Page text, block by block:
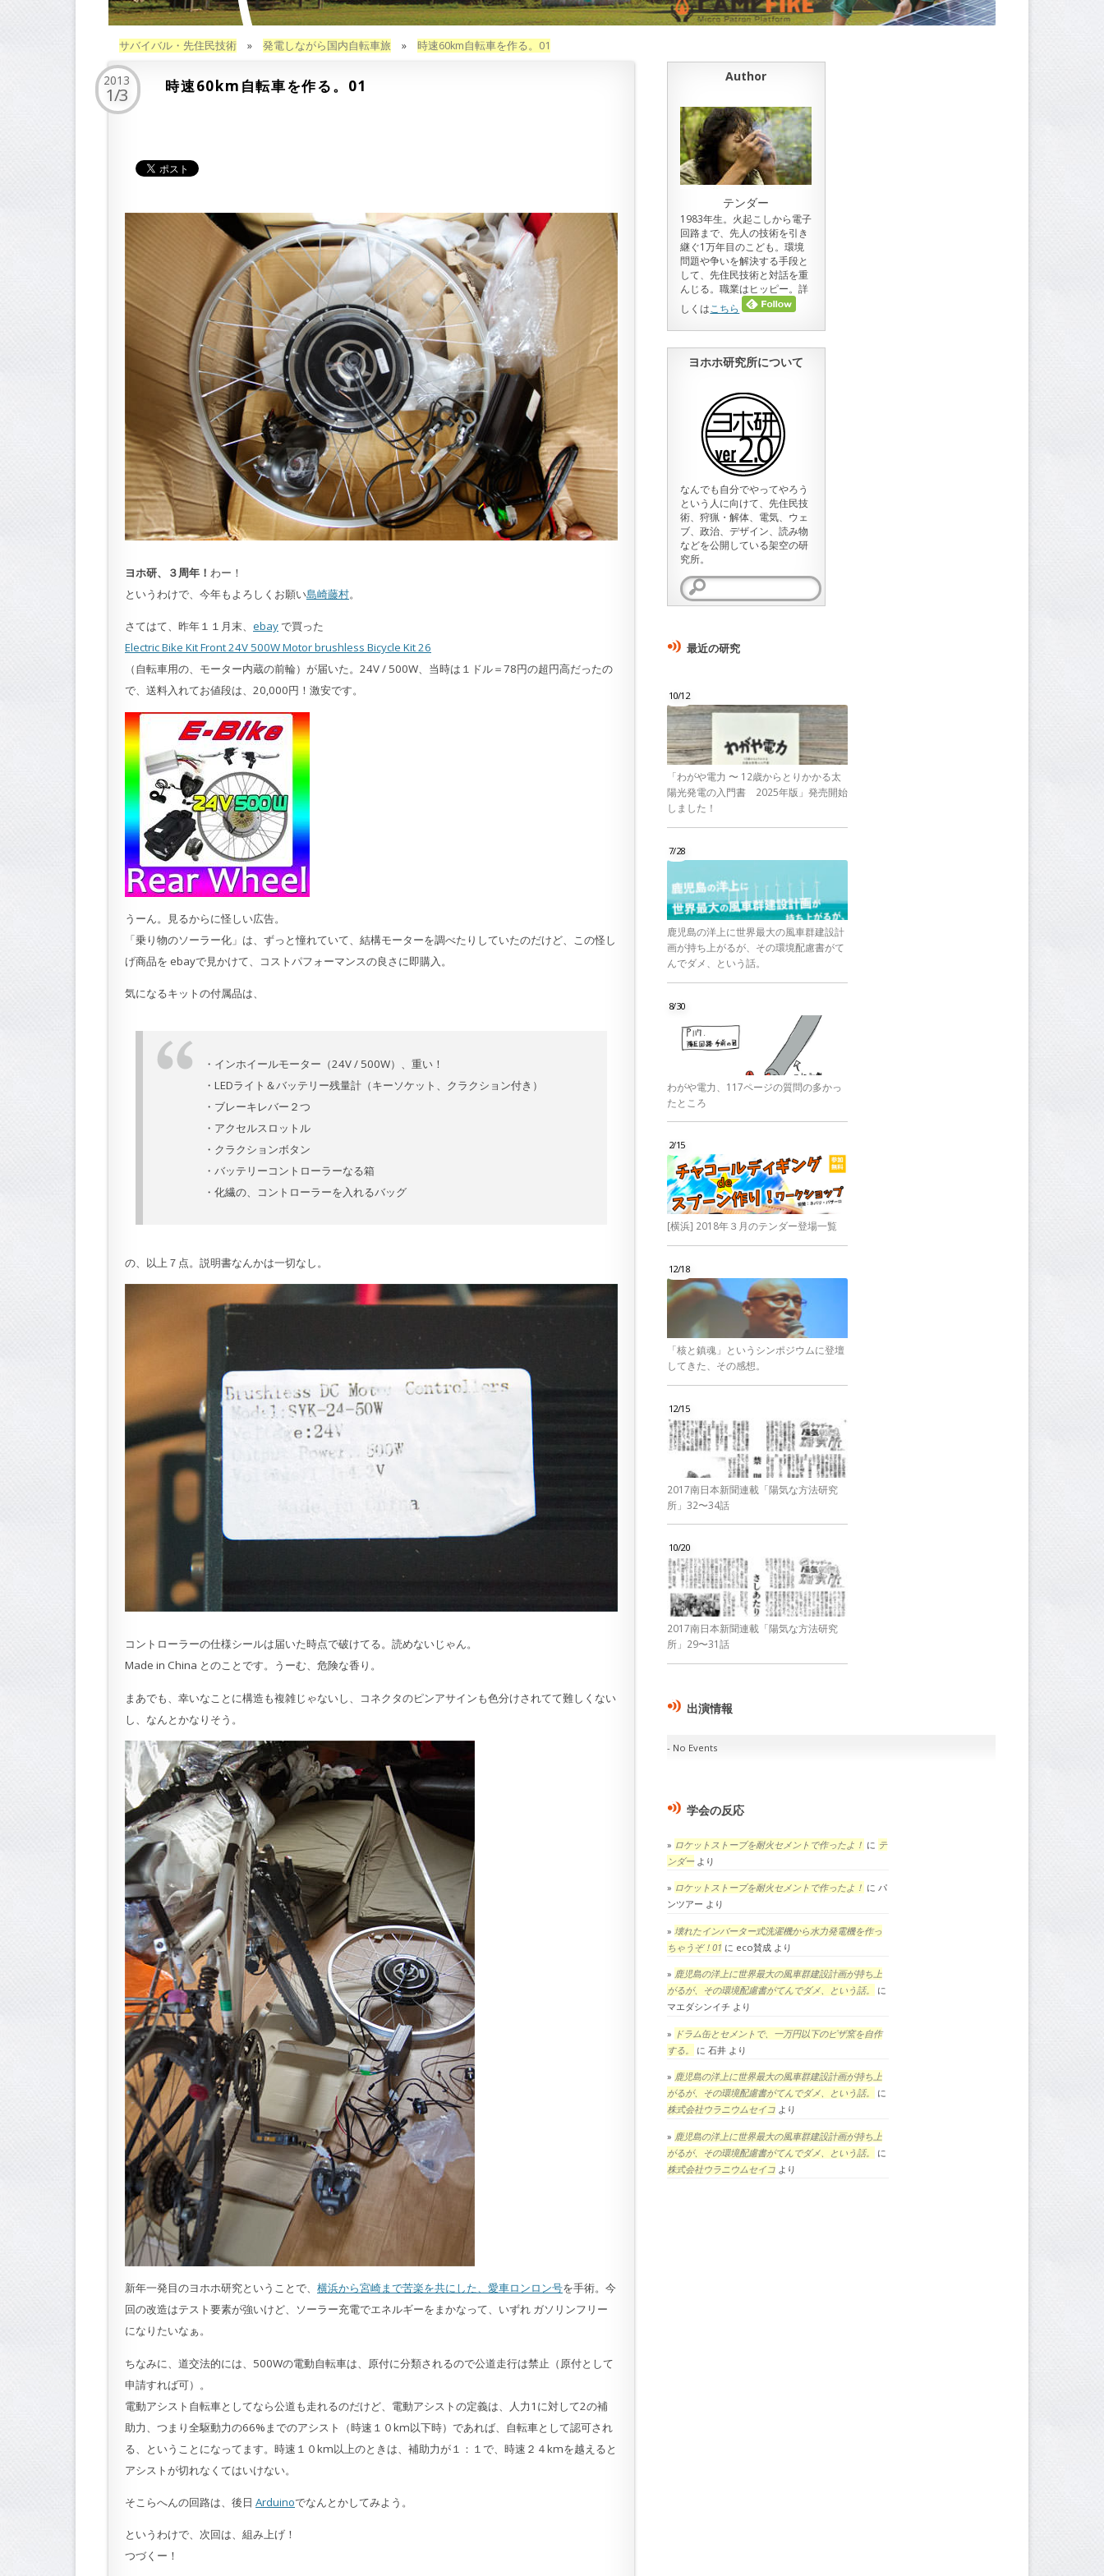
サバイバル・先住民技術» 発電しながら国内自転車旅» 時速60km自転車を作る。01
時速60km自転車を作る。01
2013
1/3
ヨホ研、３周年！ わー！
というわけで、今年もよろしくお願い島崎藤村。
さてはて、昨年１１月末、 ebayで買った
Electric Bike Kit Front 24V 500W Motor brushless Bicycle Kit 26
（自転車用の、モーター内蔵の前輪）が届いた。24V / 500W、当時は１ドル＝78円の超円高だったの
で、送料入れてお値段は、20,000円！激安です。
うーん。見るからに怪しい広告。
「乗り物のソーラー化」は、ずっと憧れていて、結構モーターを調べたりしていたのだけど、この怪し
げ商品を ebayで見かけて、コストパフォーマンスの良さに即購入。
気になるキットの付属品は、
・インホイールモーター（24V / 500W）、重い！
・LEDライト＆バッテリー残量計（キーソケット、クラクション付き）
・ブレーキレバー２つ
・アクセルスロットル
・クラクションボタン
・バッテリーコントローラーなる箱
・化繊の、コントローラーを入れるバッグ
の、以上７点。説明書なんかは一切なし。
コントローラーの仕様シールは届いた時点で破けてる。読めないじゃん。
Made in China とのことです。うーむ、危険な香り。
まあでも、幸いなことに構造も複雑じゃないし、コネクタのピンアサインも色分けされてて難しくない
し、なんとかなりそう。
新年一発目のヨホホ研究ということで、 横浜から宮崎まで苦楽を共にした、愛車ロンロン号を手術。今
回の改造はテスト要素が強いけど、ソーラー充電でエネルギーをまかなって、いずれ ガソリンフリー
になりたいなぁ。
ちなみに、道交法的には、500Wの電動自転車は、原付に分類されるので公道走行は禁止（原付として
申請すれば可）。
電動アシスト自転車としてなら公道も走れるのだけど、電動アシストの定義は、人力1に対して2の補
助力、つまり全駆動力の66%までのアシスト（時速１０km以下時）であれば、自転車として認可され
る、ということになってます。時速１０km以上のときは、補助力が１：１で、時速２４kmを越えると
アシストが切れなくてはいけない。
そこらへんの回路は、後日 Arduinoでなんとかしてみよう。
というわけで、次回は、組み上げ！
つづくー！
Author
テンダー
1983年生。火起こしから電子
回路まで、先人の技術を引き
継ぐ1万年目のこども。環境
問題や争いを解決する手段と
して、先住民技術と対話を重
んじる。職業はヒッピー。詳
しくはこちら
ヨホホ研究所について
なんでも自分でやってやろう
という人に向けて、先住民技
術、狩猟・解体、電気、ウェ
ブ、政治、デザイン、読み物
などを公開している架空の研
究所。
検
索:
最近の研究
10/12
「わがや電力 〜 12歳からとりかかる太
陽光発電の入門書 2025年版」発売開始
しました！
7/28
鹿児島の洋上に世界最大の風車群建設計
画が持ち上がるが、その環境配慮書がて
んでダメ、という話。
8/30
わがや電力、117ページの質問の多かっ
たところ
2/15
[横浜] 2018年３月のテンダー登場一覧
12/18
「核と鎮魂」というシンポジウムに登壇
してきた、その感想。
12/15
2017南日本新聞連載「陽気な方法研究
所」32〜34話
10/20
2017南日本新聞連載「陽気な方法研究
所」29〜31話
出演情報
No Events
学会の反応
ロケットストーブを耐火セメントで作ったよ！ に テ
ンダーより
ロケットストーブを耐火セメントで作ったよ！ に パ
ンツアー より
壊れたインバーター式洗濯機から水力発電機を作っ
ちゃうぞ！01 に eco賛成 より
鹿児島の洋上に世界最大の風車群建設計画が持ち上
がるが、その環境配慮書がてんでダメ、という話。
に
マエダシンイチ より
ドラム缶とセメントで、一万円以下のピザ窯を自作
する。
に 石井 より
鹿児島の洋上に世界最大の風車群建設計画が持ち上
がるが、その環境配慮書がてんでダメ、という話。
に
株式会社ウラニウムセイコ より
鹿児島の洋上に世界最大の風車群建設計画が持ち上
がるが、その環境配慮書がてんでダメ、という話。
に
株式会社ウラニウムセイコ より